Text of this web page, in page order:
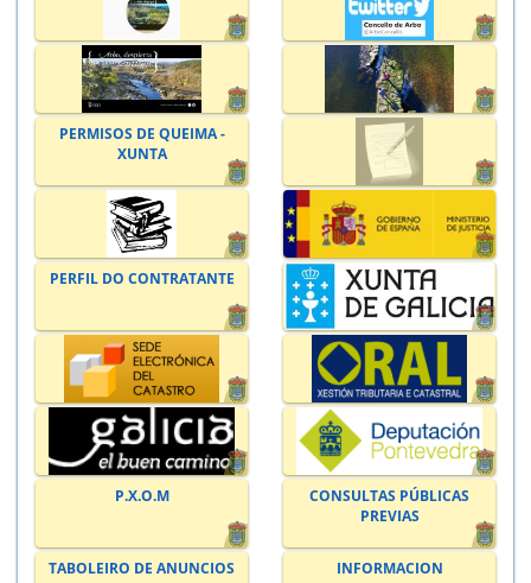
PERMISOS DE QUEIMA -
XUNTA
PERFIL DO CONTRATANTE
P.X.O.M
CONSULTAS PÚBLICAS
PREVIAS
TABOLEIRO DE ANUNCIOS
INFORMACION